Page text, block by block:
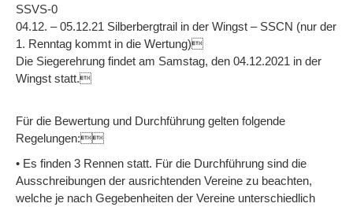
SSVS-0
04.12. – 05.12.21 Silberbergtrail in der Wingst – SSCN (nur der
1. Renntag kommt in die Wertung)
Die Siegerehrung findet am Samstag, den 04.12.2021 in der
Wingst statt.
Für die Bewertung und Durchführung gelten folgende
Regelungen:
• Es finden 3 Rennen statt. Für die Durchführung sind die
Ausschreibungen der ausrichtenden Vereine zu beachten,
welche je nach Gegebenheiten der Vereine unterschiedlich